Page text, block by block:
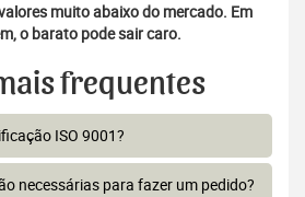
muito abaixo do mercado. Em
o barato pode sair caro.
frequentes
ISO 9001?
necessárias para fazer um pedido?